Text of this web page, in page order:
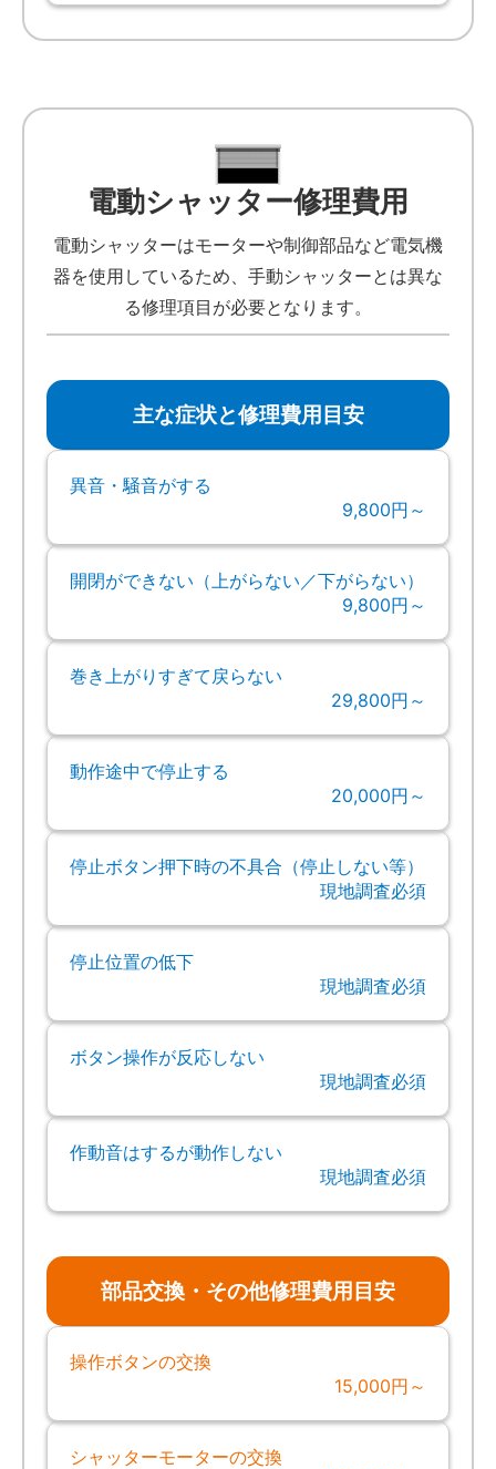
電動シャッター修理費用
電動シャッターはモーターや制御部品など電気機
器を使用しているため、手動シャッターとは異な
る修理項目が必要となります。
主な症状と修理費用目安
異音・騒音がする
9,800円～
開閉ができない（上がらない／下がらない）
9,800円～
巻き上がりすぎて戻らない
29,800円～
動作途中で停止する
20,000円～
停止ボタン押下時の不具合（停止しない等）
現地調査必須
停止位置の低下
現地調査必須
ボタン操作が反応しない
現地調査必須
作動音はするが動作しない
現地調査必須
部品交換・その他修理費用目安
操作ボタンの交換
15,000円～
シャッターモーターの交換